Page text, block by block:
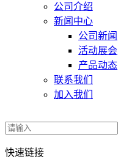
公司介绍
新闻中心
公司新闻
活动展会
产品动态
联系我们
加入我们
快速链接